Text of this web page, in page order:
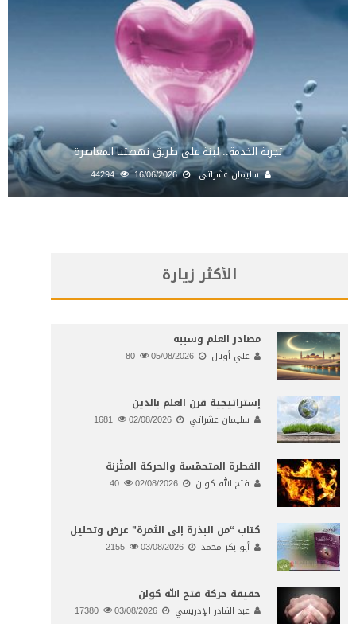
تجربة الخدمة.. لبنة على طريق نهضتنا المعاصرة
سليمان عشراتي 16/06/2026
44294
الأكثر زيارة
مصادر العلم وسببه
علي أونال 05/08/2026
إستراتيجية قرن العلم بالدين
سليمان عشراتي 02/08/2026
الفطرة المتحمّسة والحركة المتّزنة
فتح الله كولن 02/08/2026
كتاب “من البذرة إلى الثمرة” عرض وتحليل
أبو بكر محمد 03/08/2026
حقيقة حركة فتح الله كولن
عبد القادر الإدريسي 03/08/2026